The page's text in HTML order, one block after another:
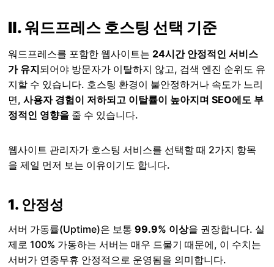
Ⅱ. 워드프레스 호스팅 선택 기준
워드프레스를 포함한 웹사이트는 24시간 안정적인 서비스
가 유지되어야 방문자가 이탈하지 않고, 검색 엔진 순위도 유
지할 수 있습니다. 호스팅 환경이 불안정하거나 속도가 느리
면,사용자 경험이 저하되고 이탈률이 높아지며 SEO에도 부
정적인 영향을 줄 수 있습니다.
웹사이트 관리자가 호스팅 서비스를 선택할 때 2가지 항목
을 제일 먼저 보는 이유이기도 합니다.
1. 안정성
서버 가동률(Uptime)은 보통99.9% 이상을 권장합니다. 실
제로 100% 가동하는 서버는 매우 드물기 때문에, 이 수치는
서버가 연중무휴 안정적으로 운영됨을 의미합니다.